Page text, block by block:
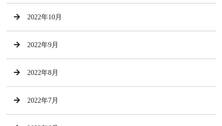
2022年10月
2022年9月
2022年8月
2022年7月